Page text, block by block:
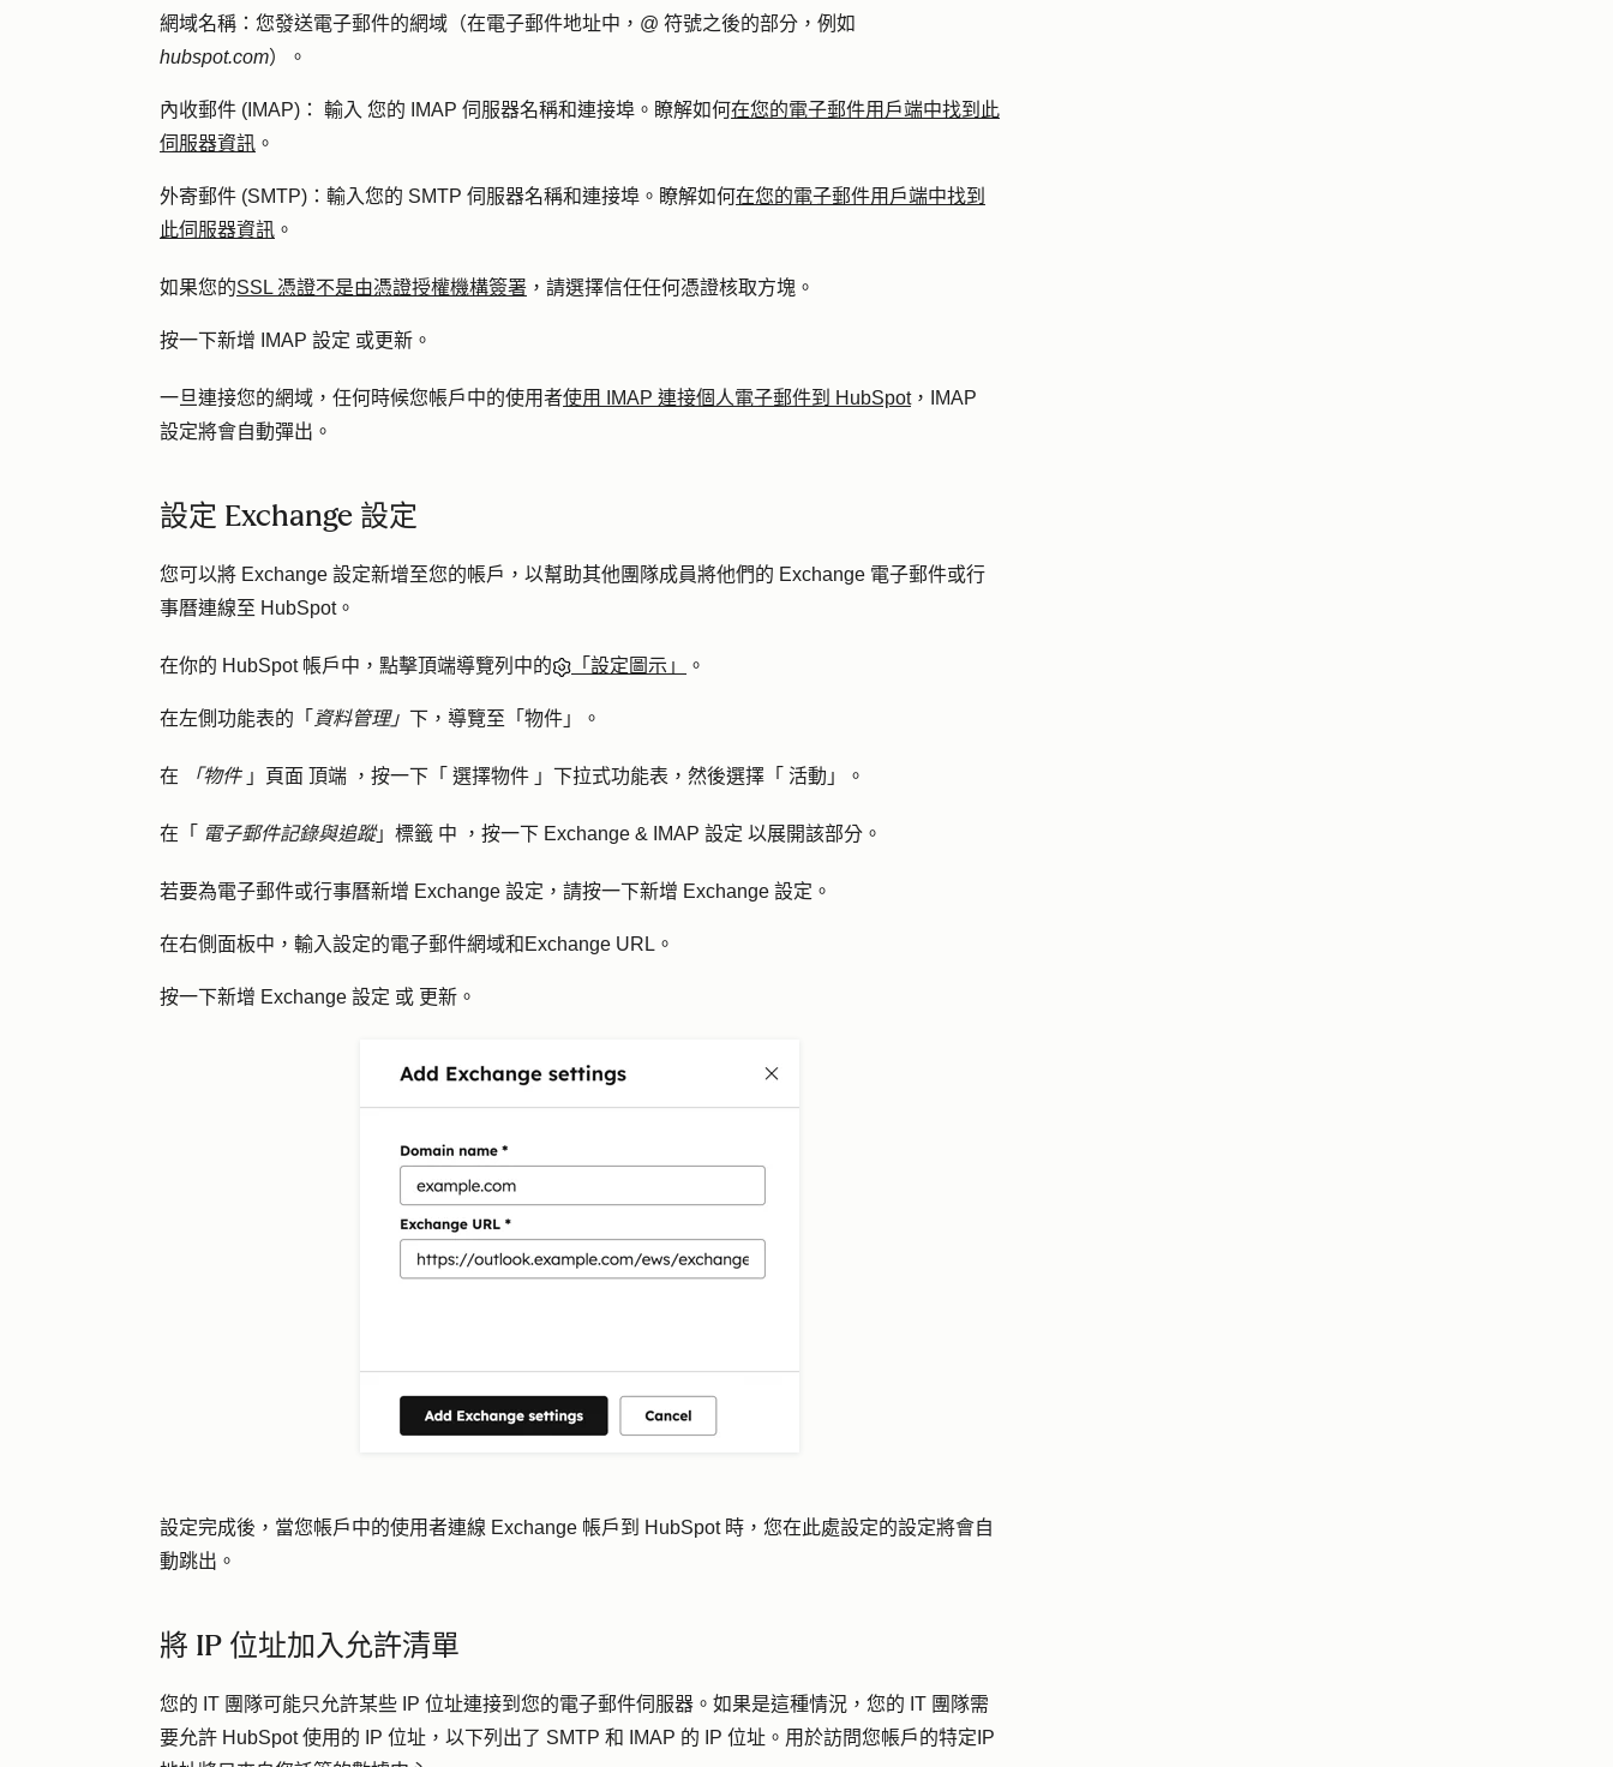
網域名稱： 您發送電子郵件的網域（在電子郵件地址中，@ 符號之後的部分，例如
hubspot.com）。
內收郵件 (IMAP)： 輸入 您的 IMAP 伺服器名稱和連接埠。瞭解如何在您的電子郵件用戶端中找到此
伺服器資訊 。
外寄郵件 (SMTP)： 輸入您的 SMTP 伺服器名稱和連接埠。瞭解如何在您的電子郵件用戶端中找到
此伺服器資訊 。
如果您的SSL 憑證不是由憑證授權機構簽署 ，請選擇信任任何憑證核取方塊。
按一下新增 IMAP 設定 或更新 。
一旦連接您的網域，任何時候您帳戶中的使用者使用 IMAP 連接個人電子郵件到 HubSpot，IMAP
設定將會自動彈出。
設定 Exchange 設定
您可以將 Exchange 設定新增至您的帳戶，以幫助其他團隊成員將他們的 Exchange 電子郵件或行
事曆連線至 HubSpot。
在你的 HubSpot 帳戶中，點擊頂端導覽列中的 「設定圖示」 。
在左側功能表的「 資料管理」 下，導覽至「 物件 」。
在 「物件」頁面 頂端 ，按一下「 選擇物件 」下拉式功能表，然後選擇「 活動 」。
在「 電子郵件記錄與追蹤」標籤 中 ，按一下 Exchange & IMAP 設定 以展開該部分。
若要為電子郵件或行事曆新增 Exchange 設定，請按一下新增 Exchange 設定 。
在右側面板中，輸入設定的電子郵件網域和 Exchange URL 。
按一下新增 Exchange 設定 或 更新 。
設定完成後，當您帳戶中的使用者連線 Exchange 帳戶到 HubSpot 時，您在此處設定的設定將會自
動跳出。
將 IP 位址加入允許清單
您的 IT 團隊可能只允許某些 IP 位址連接到您的電子郵件伺服器。如果是這種情況，您的 IT 團隊需
要允許 HubSpot 使用的 IP 位址，以下列出了 SMTP 和 IMAP 的 IP 位址。用於訪問您帳戶的特定IP